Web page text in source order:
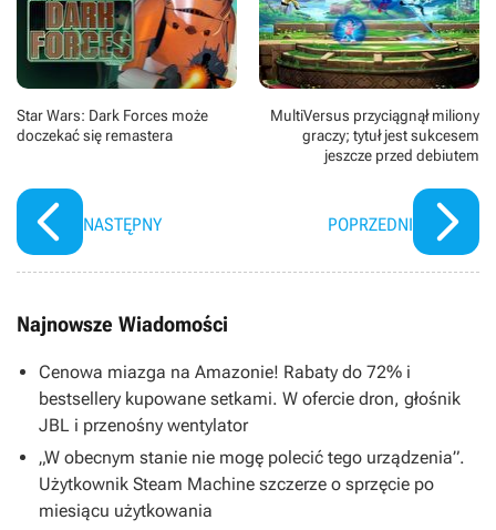
Star Wars: Dark Forces może
doczekać się remastera
NASTĘPNY
MultiVersus przyciągnął miliony
graczy; tytuł jest sukcesem
jeszcze przed debiutem
POPRZEDNI
Najnowsze Wiadomości
Cenowa miazga na Amazonie! Rabaty do 72% i
bestsellery kupowane setkami. W ofercie dron, głośnik
JBL i przenośny wentylator
„W obecnym stanie nie mogę polecić tego urządzenia”.
Użytkownik Steam Machine szczerze o sprzęcie po
miesiącu użytkowania